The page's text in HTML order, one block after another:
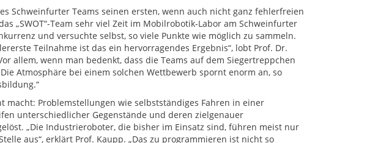
Schweinfurter Teams seinen ersten, wenn auch nicht ganz fehlerfreien
„SWOT“-Team sehr viel Zeit im Mobilrobotik-Labor am Schweinfurter
und versuchte selbst, so viele Punkte wie möglich zu sammeln.
Teilnahme ist das ein hervorragendes Ergebnis“, lobt Prof. Dr.
allem, wenn man bedenkt, dass die Teams auf dem Siegertreppchen
Atmosphäre bei einem solchen Wettbewerb spornt enorm an, so
Problemstellungen wie selbstständiges Fahren in einer
unterschiedlicher Gegenstände und deren zielgenauer
„Die Industrieroboter, die bisher im Einsatz sind, führen meist nur
aus“, erklärt Prof. Kaupp. „Das zu programmieren ist nicht so